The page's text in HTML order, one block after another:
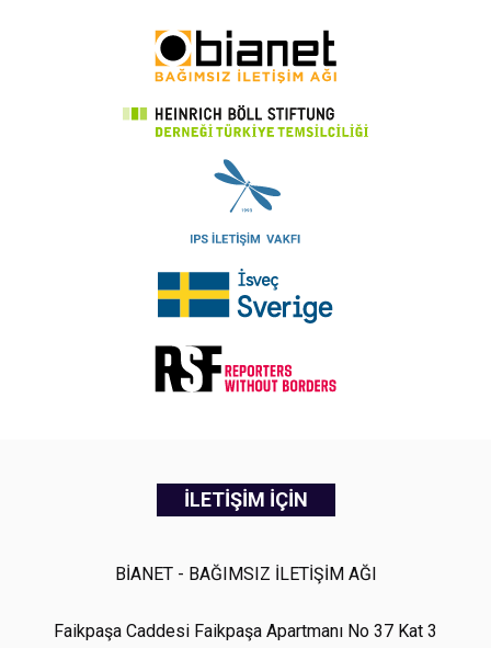
İLETİŞİM İÇİN
BİANET - BAĞIMSIZ İLETİŞİM AĞI
Faikpaşa Caddesi Faikpaşa Apartmanı No 37 Kat 3